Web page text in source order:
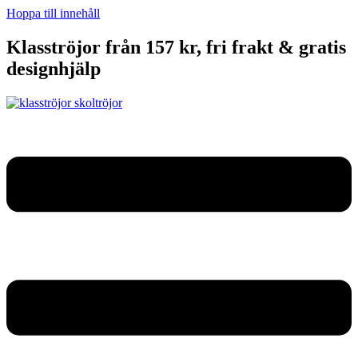
Hoppa till innehåll
Klasströjor från 157 kr, fri frakt & gratis
designhjälp